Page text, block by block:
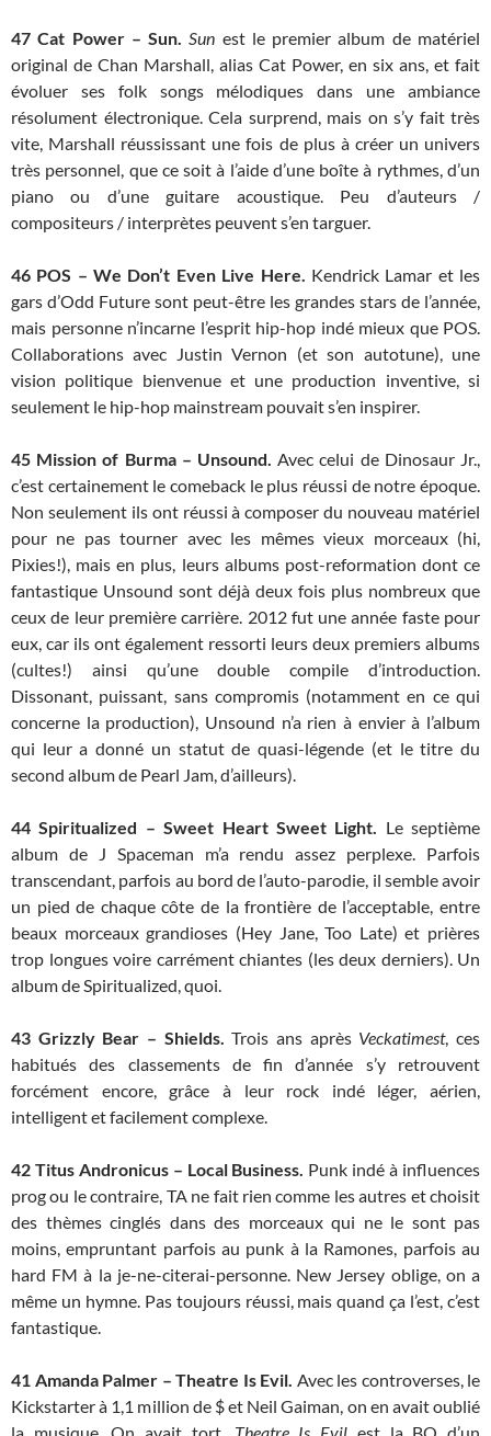
47Cat Power – Sun.Sun est le premier album de matériel
original de Chan Marshall, alias Cat Power, en six ans, et fait
évoluer ses folk songs mélodiques dans une ambiance
résolument électronique. Cela surprend, mais on s’y fait très
vite, Marshall réussissant une fois de plus à créer un univers
très personnel, que ce soit à l’aide d’une boîte à rythmes, d’un
piano ou d’une guitare acoustique. Peu d’auteurs /
compositeurs / interprètes peuvent s’en targuer.
46 POS – We Don’t Even Live Here. Kendrick Lamar et les
gars d’Odd Future sont peut-être les grandes stars de l’année,
mais personne n’incarne l’esprit hip-hop indé mieux que POS.
Collaborations avec Justin Vernon (et son autotune), une
vision politique bienvenue et une production inventive, si
seulement le hip-hop mainstream pouvait s’en inspirer.
45 Mission of Burma – Unsound.Avec celui de Dinosaur Jr.,
c’est certainement le comeback le plus réussi de notre époque.
Non seulement ils ont réussi à composer du nouveau matériel
pour ne pas tourner avec les mêmes vieux morceaux (hi,
Pixies!), mais en plus, leurs albums post-reformation dont ce
fantastique Unsound sont déjà deux fois plus nombreux que
ceux de leur première carrière. 2012 fut une année faste pour
eux, car ils ont également ressorti leurs deux premiers albums
(cultes!) ainsi qu’une double compile d’introduction.
Dissonant, puissant, sans compromis (notamment en ce qui
concerne la production), Unsound n’a rien à envier à l’album
qui leur a donné un statut de quasi-légende (et le titre du
second album de Pearl Jam, d’ailleurs).
44 Spiritualized – Sweet Heart Sweet Light. Le septième
album de J Spaceman m’a rendu assez perplexe. Parfois
transcendant, parfois au bord de l’auto-parodie, il semble avoir
un pied de chaque côte de la frontière de l’acceptable, entre
beaux morceaux grandioses (Hey Jane, Too Late) et prières
trop longues voire carrément chiantes (les deux derniers). Un
album de Spiritualized, quoi.
43 Grizzly Bear – Shields.Trois ans après Veckatimest, ces
habitués des classements de fin d’année s’y retrouvent
forcément encore, grâce à leur rock indé léger, aérien,
intelligent et facilement complexe.
42 Titus Andronicus – Local Business. Punk indé à influences
prog ou le contraire, TA ne fait rien comme les autres et choisit
des thèmes cinglés dans des morceaux qui ne le sont pas
moins, empruntant parfois au punk à la Ramones, parfois au
hard FM à la je-ne-citerai-personne. New Jersey oblige, on a
même un hymne. Pas toujours réussi, mais quand ça l’est, c’est
fantastique.
41 Amanda Palmer – Theatre Is Evil. Avec les controverses, le
Kickstarter à 1,1 million de $ et Neil Gaiman, on en avait oublié